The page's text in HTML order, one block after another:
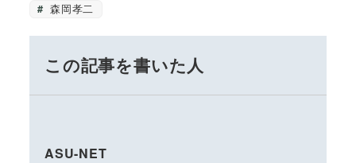
森岡孝二
この記事を書いた人
ASU-NET